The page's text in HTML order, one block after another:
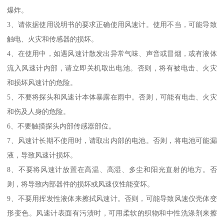
爆炸。
3、请依据使用说明书的要求正确使用风速计。使用不当，可能导致
触电、火灾和传感器的损坏。
4、在使用中，如遇风速计散发出异常气味、声音或冒烟，或有液体
流入风速计内部，请立即关机取出电池。否则，将有被电击、火灾
和损坏风速计的危险。
5、不要将探头和风速计本体暴露在雨中。否则，可能有电击、火灾
和伤及人身的危险。
6、不要触摸探头内部传感器部位。
7、风速计长期不使用时，请取出内部的电池。否则，将电池可能漏
液，导致风速计损坏。
8、不要将风速计放置在高温、高湿、多尘和阳光直射的地方。否
则，将导致内部器件的损坏或风速仪性能变坏。
9、不要用挥发性液体来擦拭风速计。否则，可能导致风速仪壳体变
形变色。风速计表面有污渍时，可用柔软的织物和中性洗涤剂来擦